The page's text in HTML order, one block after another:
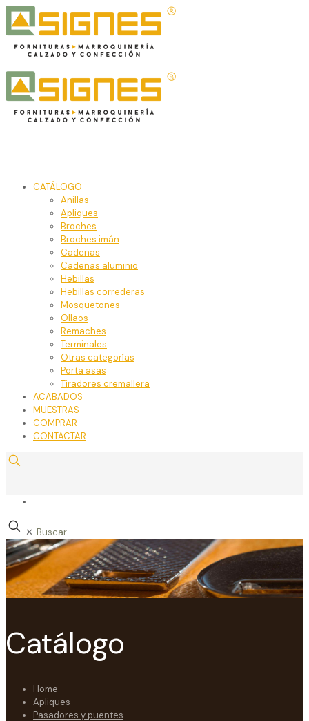
CATÁLOGO
Anillas
Apliques
Broches
Broches imán
Cadenas
Cadenas aluminio
Hebillas
Hebillas correderas
Mosquetones
Ollaos
Remaches
Terminales
Otras categorías
Porta asas
Tiradores cremallera
ACABADOS
MUESTRAS
COMPRAR
CONTACTAR
✕
Catálogo
Home
Apliques
Pasadores y puentes